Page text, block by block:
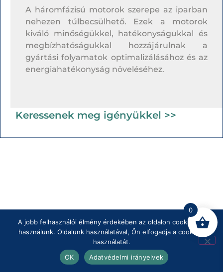
A háromfázisú motorok szerepe az iparban
nehezen túlbecsülhető. Ezek a motorok
kiváló minőségükkel, hatékonyságukkal és
megbízhatóságukkal hozzájárulnak a
gyártási folyamatok optimalizálásához és az
energiahatékonyság növeléséhez.
Keressenek meg igényükkel >>
0
A jobb felhasználói élmény érdekében az oldalon cookie-kat
használunk. Oldalunk használatával, Ön elfogadja a cookie-k
használatát.
OK
Adatvédelmi irányelvek